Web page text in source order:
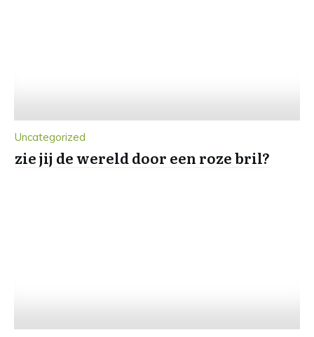
Uncategorized
zie jij de wereld door een roze bril?